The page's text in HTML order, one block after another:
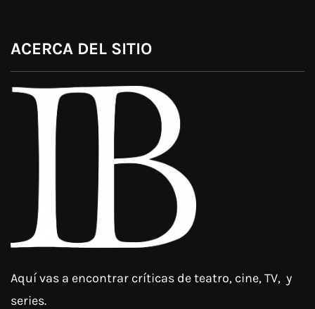
ACERCA DEL SITIO
Aquí vas a encontrar críticas de teatro, cine, TV, y
series.